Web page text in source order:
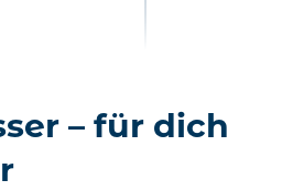
– für dich